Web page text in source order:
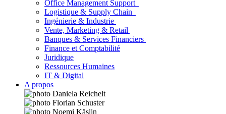
Office Management Support
Logistique & Supply Chain
Ingénierie & Industrie
Vente, Marketing & Retail
Banques & Services Financiers
Finance et Comptabilité
Juridique
Ressources Humaines
IT & Digital
A propos